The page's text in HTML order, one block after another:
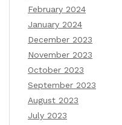
February 2024
January 2024
December 2023
November 2023
October 2023
September 2023
August 2023
July 2023